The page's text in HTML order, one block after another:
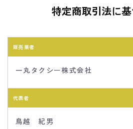
特定商取引法に
販売業者
一丸タクシー株式会社
代表者
鳥越 紀男